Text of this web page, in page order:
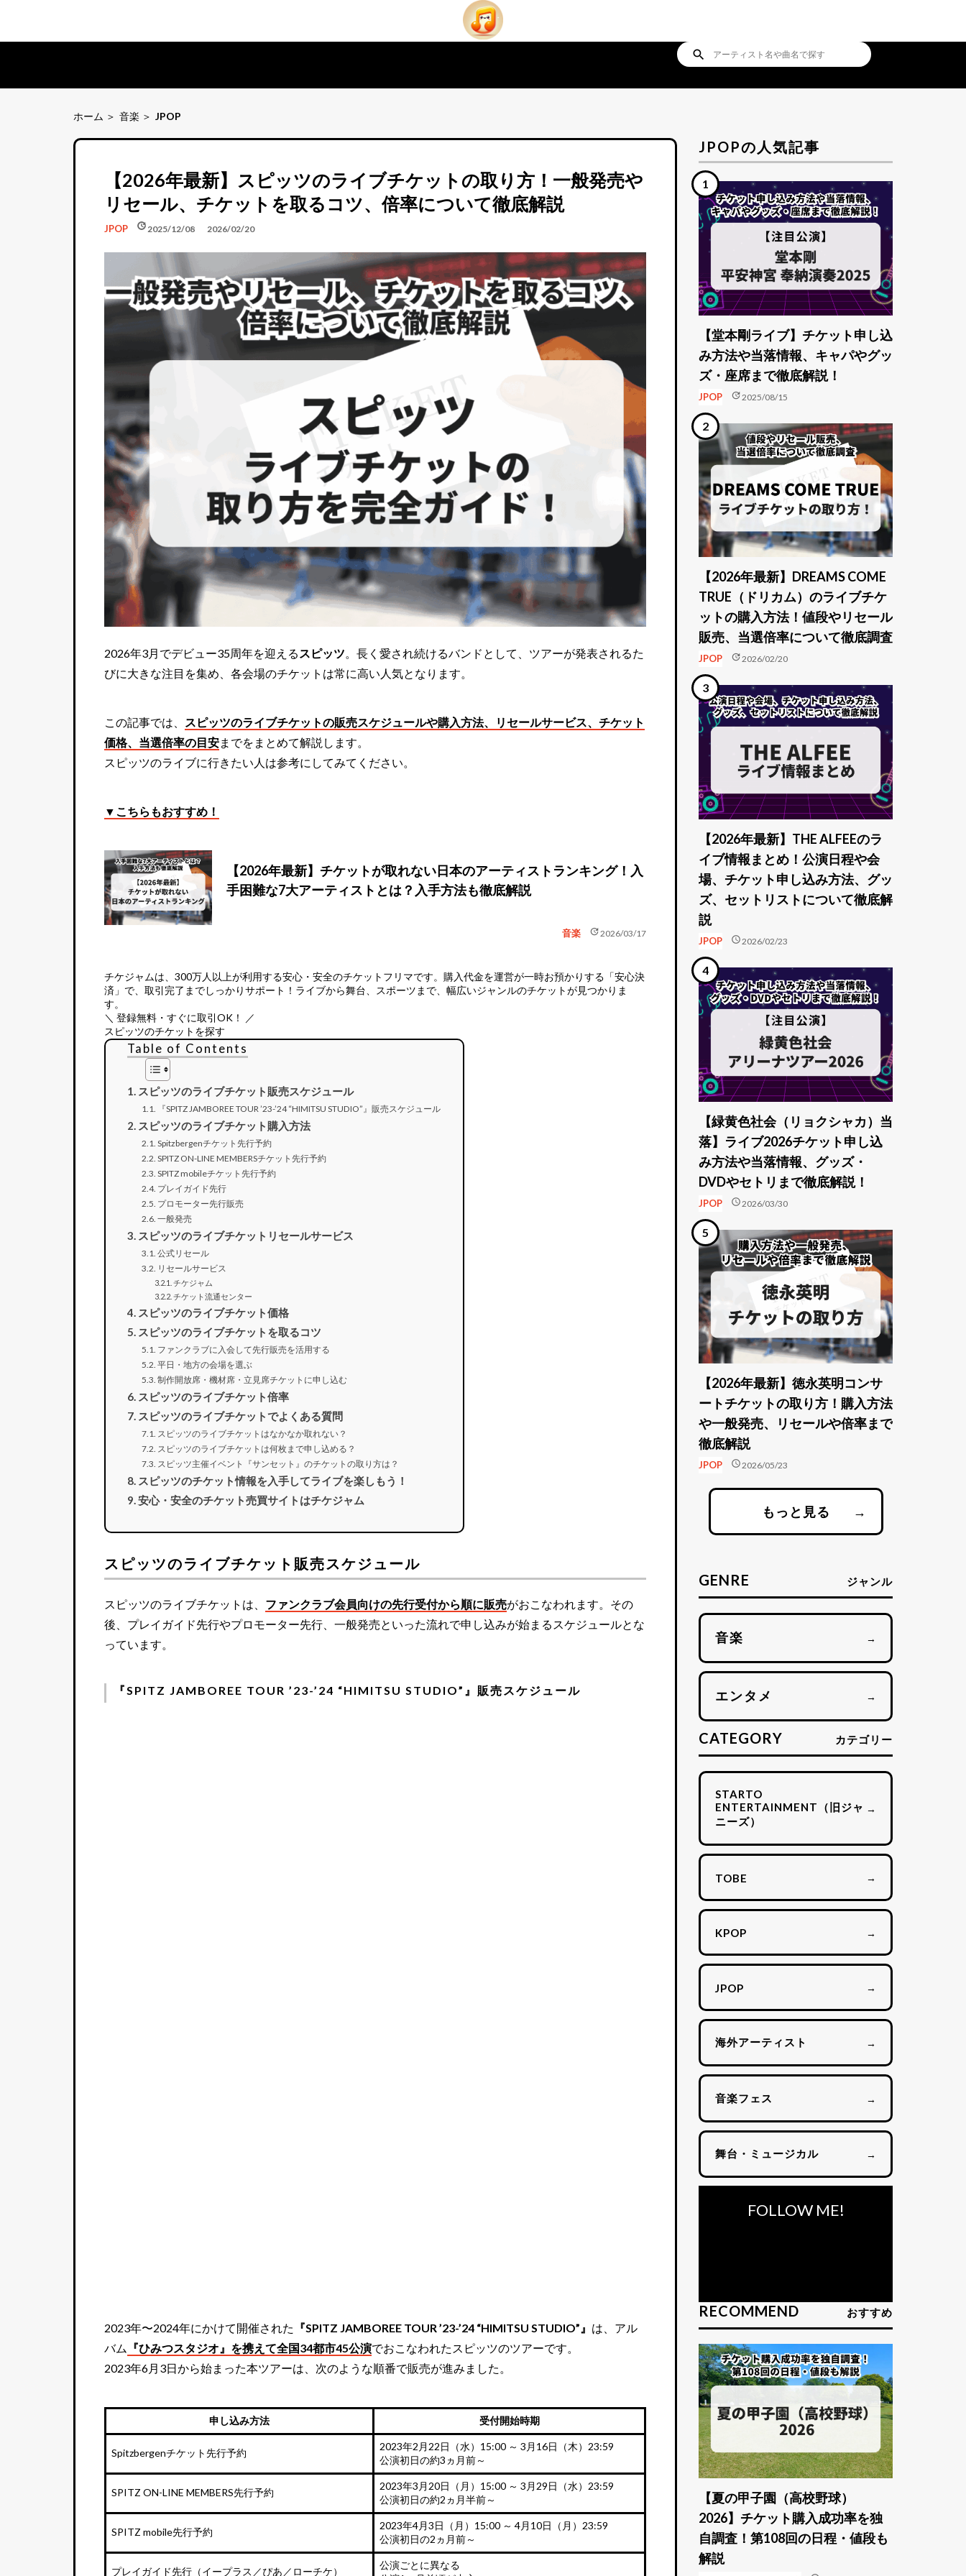
search
ホーム 音楽 JPOP
【2026年最新】スピッツのライブチケットの取り方！一般発売や
リセール、チケットを取るコツ、倍率について徹底解説
JPOP schedule2025/12/08
update 2026/02/20
2026年3月でデビュー35周年を迎える スピッツ。長く愛され続けるバンドとして、ツアーが発表されるた
びに大きな注目を集め、各会場のチケットは常に高い人気となります。
この記事では、
スピッツのライブチケットの販売スケジュールや購入方法、リセールサービス、チケット
価格、当選倍率の目安までをまとめて解説します。
スピッツのライブに行きたい人は参考にしてみてください。
▼こちらもおすすめ！
【2026年最新】チケットが取れない日本のアーティストランキング！入
手困難な7大アーティストとは？入手方法も徹底解説
音楽 update2026/03/17
チケジャムは、 300万人以上が利用する安心・安全のチケットフリマです。購入代金を運営が一時お預かりする「安心決
済」で、取引完了までしっかりサポート！ライブから舞台、スポーツまで、幅広いジャンルのチケットが見つかりま
す。
＼ 登録無料・すぐに取引OK！ ／
スピッツのチケットを探す
Table of Contents
スピッツのライブチケット販売スケジュール
『SPITZ JAMBOREE TOUR ’23-’24 “HIMITSU STUDIO”』販売スケジュール
スピッツのライブチケット購入方法
Spitzbergenチケット先行予約
SPITZ ON-LINE MEMBERSチケット先行予約
SPITZ mobileチケット先行予約
プレイガイド先行
プロモーター先行販売
一般発売
スピッツのライブチケットリセールサービス
公式リセール
リセールサービス
チケジャム
チケット流通センター
スピッツのライブチケット価格
スピッツのライブチケットを取るコツ
ファンクラブに入会して先行販売を活用する
平日・地方の会場を選ぶ
制作開放席・機材席・立見席チケットに申し込む
スピッツのライブチケット倍率
スピッツのライブチケットでよくある質問
スピッツのライブチケットはなかなか取れない？
スピッツのライブチケットは何枚まで申し込める？
スピッツ主催イベント『サンセット』のチケットの取り方は？
スピッツのチケット情報を入手してライブを楽しもう！
安心・安全のチケット売買サイトはチケジャム
スピッツのライブチケット販売スケジュール
スピッツのライブチケットは、 ファンクラブ会員向けの先行受付から順に販売がおこなわれます。その
後、プレイガイド先行やプロモーター先行、一般発売といった流れで申し込みが始まるスケジュールとな
っています。
『SPITZ JAMBOREE TOUR ’23-’24 “HIMITSU STUDIO”』販売スケジュール
2023年〜2024年にかけて開催された 『SPITZ JAMBOREE TOUR ’23-’24 “HIMITSU STUDIO”』 は、アル
バム 『ひみつスタジオ』を携えて全国34都市45公演でおこなわれたスピッツのツアーです。
2023年6月3日から始まった本ツアーは、次のような順番で販売が進みました。
申し込み方法 受付開始時期
Spitzbergenチケット先行予約
2023年2月22日（水）15:00 ～ 3月16日（木）23:59
公演初日の約3ヵ月前～
SPITZ ON-LINE MEMBERS先行予約
2023年3月20日（月）15:00 ～ 3月29日（水）23:59
公演初日の約2ヵ月半前～
SPITZ mobile先行予約
2023年4月3日（月）15:00 ～ 4月10日（月）23:59
公演初日の2ヵ月前～
プレイガイド先行（イープラス／ぴあ／ローチケ）
公演ごとに異なる
JPOPの人気記事
【堂本剛ライブ】チケット申し込
み方法や当落情報、キャパやグッ
ズ・座席まで徹底解説！
JPOP update2025/08/15
【2026年最新】DREAMS COME
TRUE（ドリカム）のライブチケ
ットの購入方法！値段やリセール
販売、当選倍率について徹底調査
JPOP update2026/02/20
【2026年最新】THE ALFEEのラ
イブ情報まとめ！公演日程や会
場、チケット申し込み方法、グッ
ズ、セットリストについて徹底解
説
JPOP schedule2026/02/23
【緑黄色社会（リョクシャカ）当
落】ライブ2026チケット申し込
み方法や当落情報、グッズ・
DVDやセトリまで徹底解説！
JPOP schedule2026/03/30
【2026年最新】徳永英明コンサ
ートチケットの取り方！購入方法
や一般発売、リセールや倍率まで
徹底解説
JPOP schedule2026/05/23
もっと見る →
GENRE ジャンル
音楽 →
エンタメ →
CATEGORY カテゴリー
STARTO
ENTERTAINMENT（旧ジャ
ニーズ）
→
TOBE →
KPOP →
JPOP →
海外アーティスト →
音楽フェス →
舞台・ミュージカル →
FOLLOW ME!
RECOMMEND おすすめ
【夏の甲子園（高校野球）
2026】チケット購入成功率を独
自調査！第108回の日程・値段も
解説